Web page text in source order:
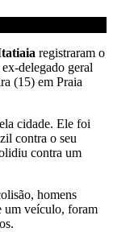
registraram o
ex-delegado geral
(15) em Praia
cidade. Ele foi
contra o seu
contra um
homens
um veículo, foram